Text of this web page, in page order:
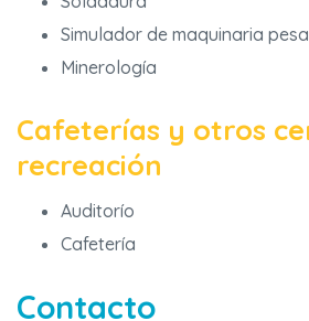
Simulador de maquinaria
Minerología
Cafeterías y otros
recreación
Auditorío
Cafetería
Contacto